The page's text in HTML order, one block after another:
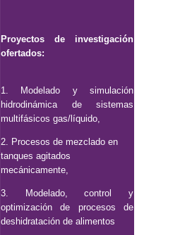
Proyectos de investigación
ofertados:
1. Modelado y simulación
hidrodinámica de sistemas
multifásicos gas/líquido,
2. Procesos de mezclado en
tanques agitados
mecánicamente,
3. Modelado, control y
optimización de procesos de
deshidratación de alimentos